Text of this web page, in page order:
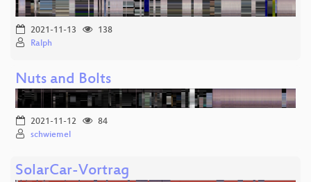
2021-11-13
138
Ralph
Nuts and Bolts
2021-11-12
84
schwiemel
SolarCar-Vortrag